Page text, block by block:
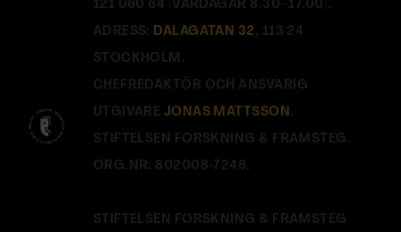
121 060 64 (VARDAGAR 8.30–17.00).
ADRESS: DALAGATAN 32 , 113 24
STOCKHOLM.
CHEFREDAKTÖR OCH ANSVARIG
UTGIVARE JONAS MATTSSON .
STIFTELSEN FORSKNING & FRAMSTEG.
ORG.NR: 802008-7246.
STIFTELSEN FORSKNING & FRAMSTEG